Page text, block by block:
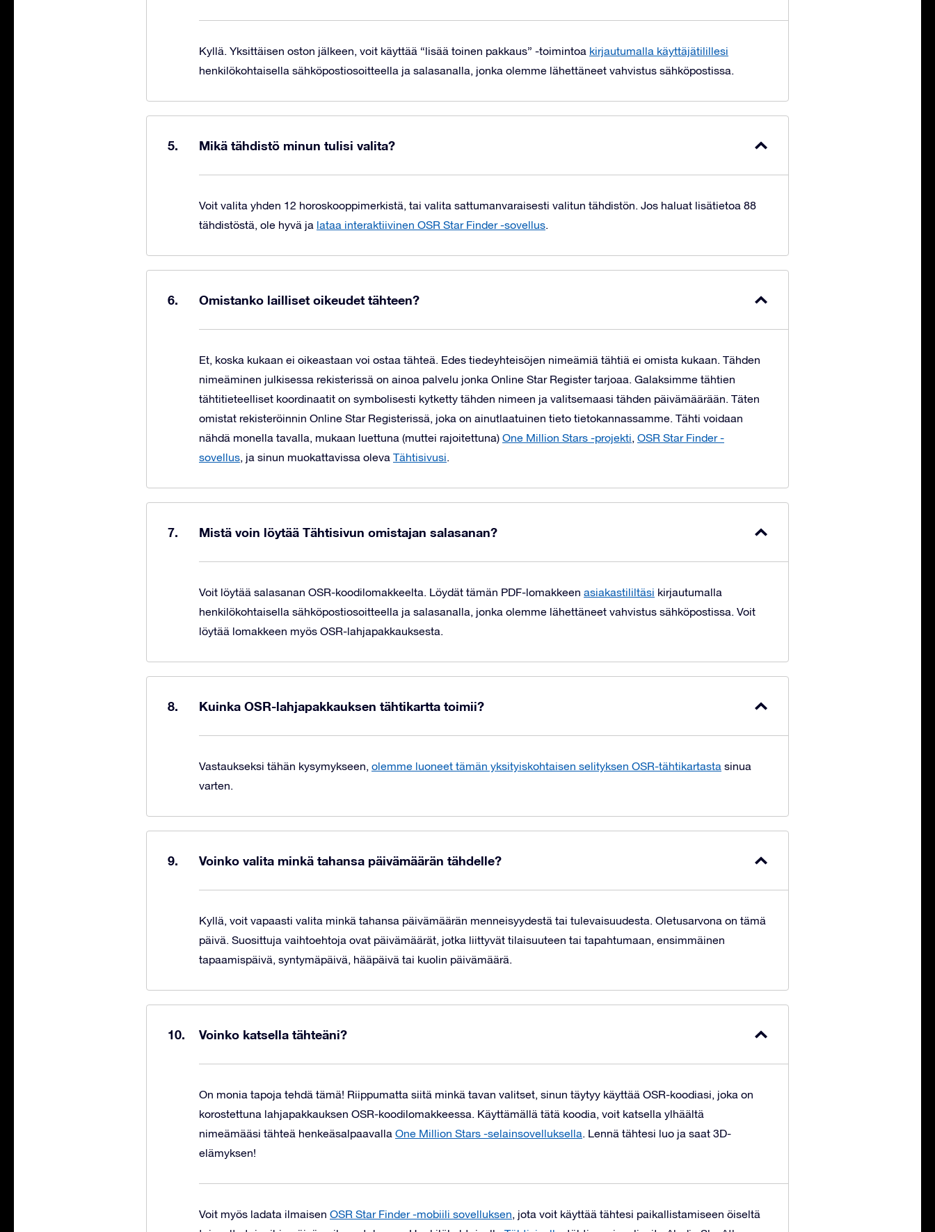
Kyllä. Yksittäisen oston jälkeen, voit käyttää “lisää toinen pakkaus” -toimintoa kirjautumalla käyttäjätilillesi
henkilökohtaisella sähköpostiosoitteella ja salasanalla, jonka olemme lähettäneet vahvistus sähköpostissa.
Mikä tähdistö minun tulisi valita?
Voit valita yhden 12 horoskooppimerkistä, tai valita sattumanvaraisesti valitun tähdistön. Jos haluat lisätietoa 88
tähdistöstä, ole hyvä ja lataa interaktiivinen OSR Star Finder -sovellus.
Omistanko lailliset oikeudet tähteen?
Et, koska kukaan ei oikeastaan voi ostaa tähteä. Edes tiedeyhteisöjen nimeämiä tähtiä ei omista kukaan. Tähden
nimeäminen julkisessa rekisterissä on ainoa palvelu jonka Online Star Register tarjoaa. Galaksimme tähtien
tähtitieteelliset koordinaatit on symbolisesti kytketty tähden nimeen ja valitsemaasi tähden päivämäärään. Täten
omistat rekisteröinnin Online Star Registerissä, joka on ainutlaatuinen tieto tietokannassamme. Tähti voidaan
nähdä monella tavalla, mukaan luettuna (muttei rajoitettuna) One Million Stars -projekti, OSR Star Finder -
sovellus, ja sinun muokattavissa oleva Tähtisivusi.
Mistä voin löytää Tähtisivun omistajan salasanan?
Voit löytää salasanan OSR-koodilomakkeelta. Löydät tämän PDF-lomakkeen asiakastililtäsi kirjautumalla
henkilökohtaisella sähköpostiosoitteella ja salasanalla, jonka olemme lähettäneet vahvistus sähköpostissa. Voit
löytää lomakkeen myös OSR-lahjapakkauksesta.
Kuinka OSR-lahjapakkauksen tähtikartta toimii?
Vastaukseksi tähän kysymykseen, olemme luoneet tämän yksityiskohtaisen selityksen OSR-tähtikartasta sinua
varten.
Voinko valita minkä tahansa päivämäärän tähdelle?
Kyllä, voit vapaasti valita minkä tahansa päivämäärän menneisyydestä tai tulevaisuudesta. Oletusarvona on tämä
päivä. Suosittuja vaihtoehtoja ovat päivämäärät, jotka liittyvät tilaisuuteen tai tapahtumaan, ensimmäinen
tapaamispäivä, syntymäpäivä, hääpäivä tai kuolin päivämäärä.
Voinko katsella tähteäni?
On monia tapoja tehdä tämä! Riippumatta siitä minkä tavan valitset, sinun täytyy käyttää OSR-koodiasi, joka on
korostettuna lahjapakkauksen OSR-koodilomakkeessa. Käyttämällä tätä koodia, voit katsella ylhäältä
nimeämääsi tähteä henkeäsalpaavalla One Million Stars -selainsovelluksella. Lennä tähtesi luo ja saat 3D-
elämyksen!
Voit myös ladata ilmaisen OSR Star Finder -mobiili sovelluksen, jota voit käyttää tähtesi paikallistamiseen öiseltä